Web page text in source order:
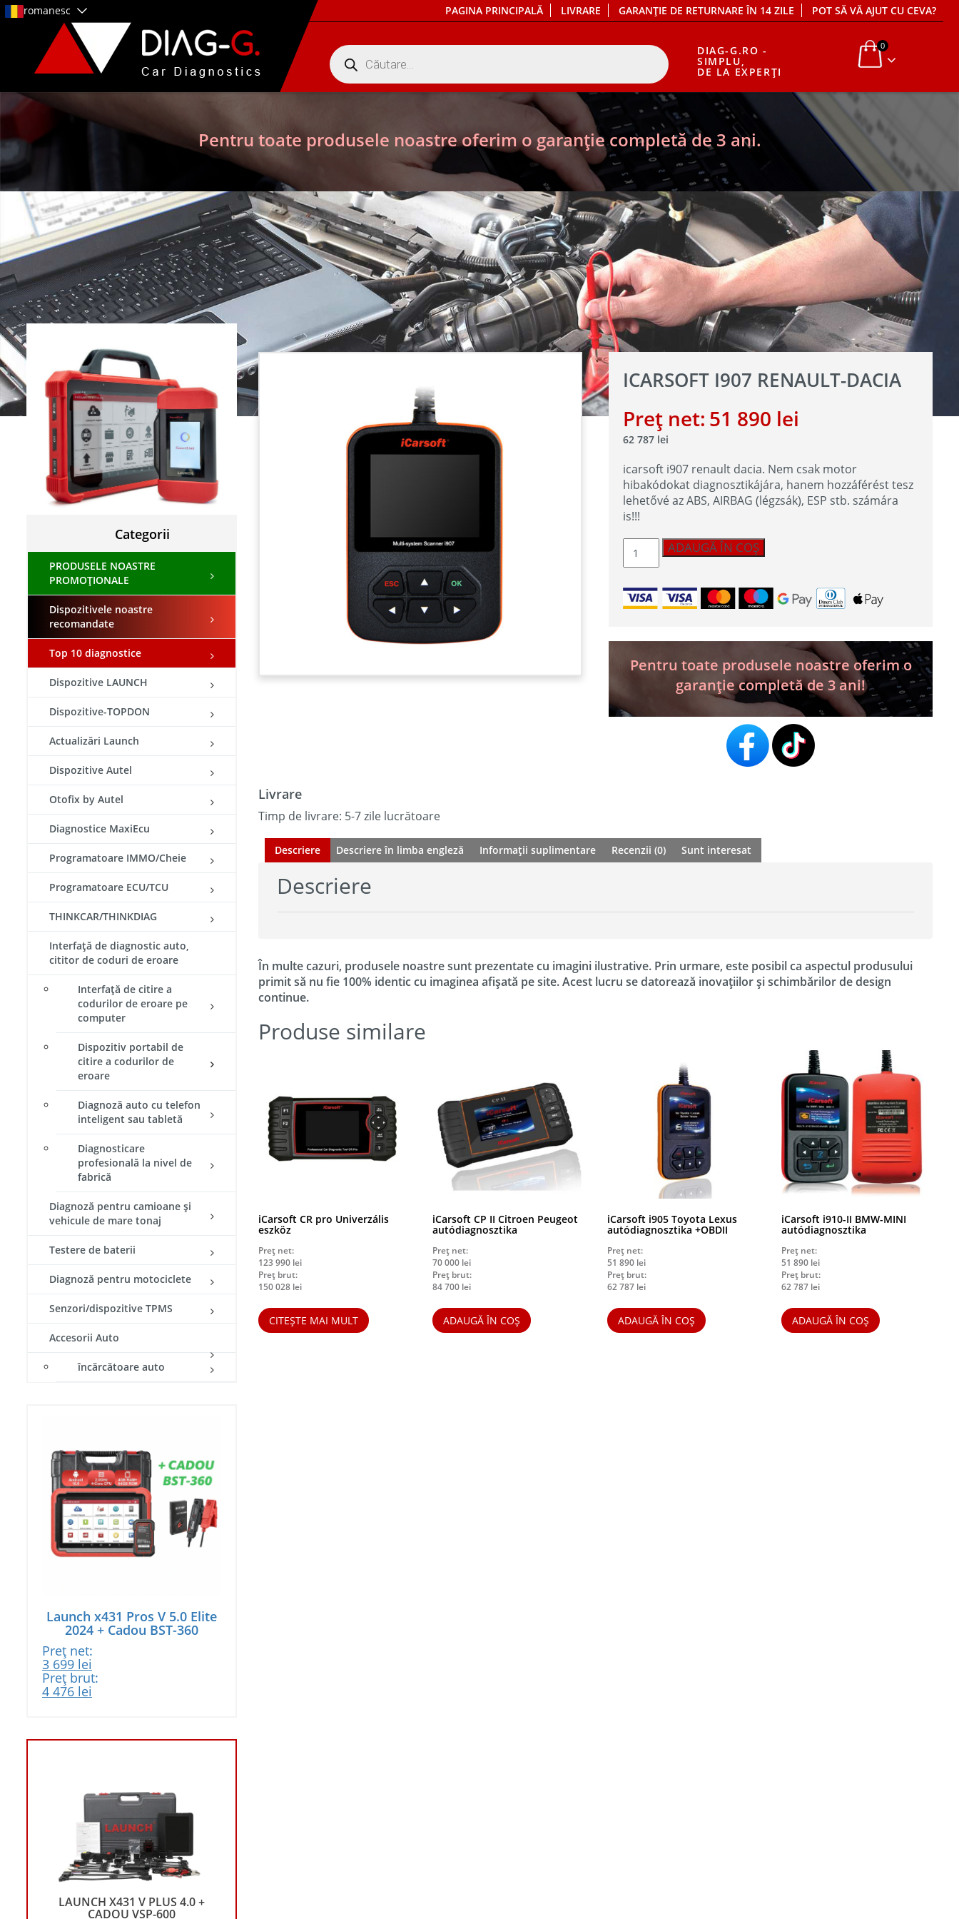
romanesc PAGINA PRINCIPALĂ LIVRARE GARANȚIE DE RETURNARE ÎN 14 ZILE POT SĂ VĂ AJUT CU CEVA?
Products
search
DIAG-G.RO -
SIMPLU,
DE LA EXPERȚI
0
Pentru toate produsele noastre oferim o garanție completă de 3 ani.
Categorii
PRODUSELE NOASTRE
PROMOȚIONALE
Dispozitivele noastre
recomandate
Top 10 diagnostice
Dispozitive LAUNCH
Dispozitive-TOPDON
Actualizări Launch
Dispozitive Autel
Otofix by Autel
Diagnostice MaxiEcu
Programatoare IMMO/Cheie
Programatoare ECU/TCU
THINKCAR/THINKDIAG
Interfață de diagnostic auto,
cititor de coduri de eroare
Interfață de citire a
codurilor de eroare pe
computer
Dispozitiv portabil de
citire a codurilor de
eroare
Diagnoză auto cu telefon
inteligent sau tabletă
Diagnosticare
profesională la nivel de
fabrică
Diagnoză pentru camioane și
vehicule de mare tonaj
Testere de baterii
Diagnoză pentru motociclete​
Senzori/dispozitive TPMS
Accesorii Auto
încărcătoare auto
Launch x431 Pros V 5.0 Elite
2024 + Cadou BST-360
Preț net:
Prețul
inițial
a
3 699 lei
curent
Preț brut:
Prețul
4
4 476 lei
476 lei.
X431 V PLUS 4.0 +
ICARSOFT I907 RENAULT-DACIA
Preț net: 51 890 lei
62 787 lei
icarsoft i907 renault dacia. Nem csak motor
hibakódokat diagnosztikájára, hanem hozzáférést tesz
lehetővé az ABS, AIRBAG (légzsák), ESP stb. számára
is!!!
Cantitate
iCarsoft
Renault-
Dacia
ADAUGĂ ÎN COȘ
Pentru toate produsele noastre oferim o
garanție completă de 3 ani!
Livrare
Timp de livrare: 5-7 zile lucrătoare
Descriere Descriere în limba engleză Informații suplimentare Recenzii (0) Sunt interesat
Descriere
În multe cazuri, produsele noastre sunt prezentate cu imagini ilustrative. Prin urmare, este posibil ca aspectul produsului
primit să nu fie 100% identic cu imaginea afișată pe site. Acest lucru se datorează inovațiilor și schimbărilor de design
continue.
Produse similare
iCarsoft CR pro Univerzális
eszköz
Preț net:
123 990 lei
Preț brut:
150 028 lei
CITEȘTE MAI MULT
iCarsoft CP II Citroen Peugeot
autódiagnosztika
Preț net:
70 000 lei
Preț brut:
84 700 lei
ADAUGĂ ÎN COȘ
iCarsoft i905 Toyota Lexus
autódiagnosztika +OBDII
Preț net:
51 890 lei
Preț brut:
62 787 lei
ADAUGĂ ÎN COȘ
iCarsoft i910-II BMW-MINI
autódiagnosztika
Preț net:
51 890 lei
Preț brut:
62 787 lei
ADAUGĂ ÎN COȘ